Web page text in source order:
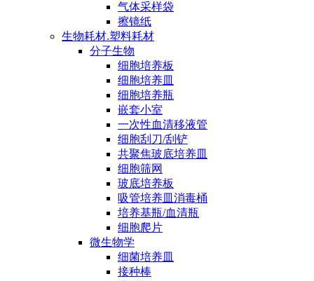
气体采样袋
擦镜纸
生物耗材.塑料耗材
分子生物
细胞培养板
细胞培养皿
细胞培养瓶
嵌套小室
一次性血清移液管
细胞刮刀/刮铲
共聚焦玻底培养皿
细胞筛网
玻底培养板
吸管培养皿消毒桶
培养基瓶/血清瓶
细胞爬片
微生物学
细菌培养皿
接种棒